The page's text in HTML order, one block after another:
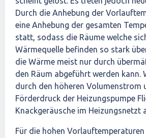
Durch die Anhebung der
eine Anhebung der gesamten
statt, sodass die Räume welche
Wärmequelle befinden so stark
die Wärme meist nur durch
den Räum abgeführt werden kann.
durch den höheren Volumenstrom
Förderdruck der Heizungspumpe
Knackgeräusche im Heizungsnetzt
Für die hohen